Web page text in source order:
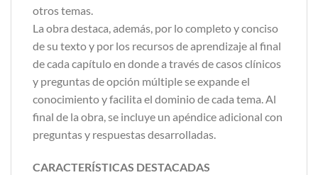
otros temas.
La obra destaca, además, por lo completo y conciso
de su texto y por los recursos de aprendizaje al final
de cada capítulo en donde a través de casos clínicos
y preguntas de opción múltiple se expande el
conocimiento y facilita el dominio de cada tema. Al
final de la obra, se incluye un apéndice adicional con
preguntas y respuestas desarrolladas.
CARACTERÍSTICAS DESTACADAS